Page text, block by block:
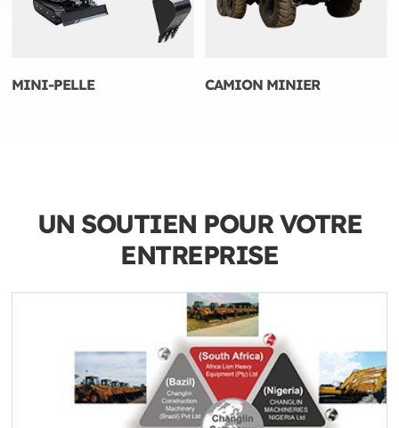
MINI-PELLE CAMION MINIER
UN SOUTIEN POUR VOTRE
ENTREPRISE